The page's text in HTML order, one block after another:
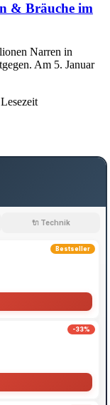
& Bräuche im
Narren in
Am 5. Januar
🔌 Technik
Bestseller
-33%